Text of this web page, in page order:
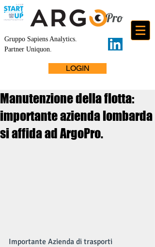
Gruppo Sapiens Analytics.
Partner Uniquon.
LOGIN
Manutenzione della flotta:
importante azienda lombarda
si affida ad ArgoPro.
Importante Azienda di trasporti